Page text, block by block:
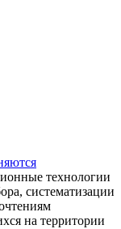
технологии
систематизации
на территории